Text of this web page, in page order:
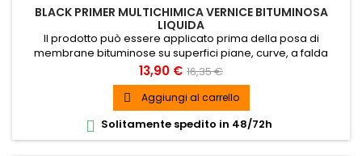
BLACK PRIMER MULTICHIMICA VERNICE BITUMINOSA
LIQUIDA
Il prodotto può essere applicato prima della posa di
membrane bituminose su superfici piane, curve, a falda
inclinata o verticale, strutture metalliche, grondaie, canali,
serbatoi, lamiere e per proteggere interrati in cemento.
Prezzo
13,90 € Prezzo
base
16,35 €
 Aggiungi al carrello
 Solitamente spedito in 48/72h